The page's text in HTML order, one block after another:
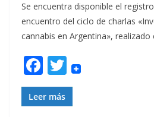
Se encuentra disponible el
encuentro del ciclo de charlas
cannabis en Argentina», realizado
F
ac
e
T
w
itt
Leer más